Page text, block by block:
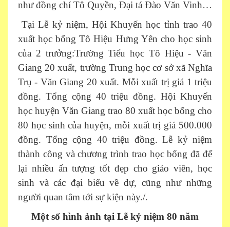
như đồng chí Tô Quyền, Đại tá Đào Văn Vinh…
Tại Lễ kỷ niệm, Hội Khuyến học tỉnh trao 40
xuất học bổng Tô Hiệu Hưng Yên cho học sinh
của 2 trưởng:Trường Tiểu học Tô Hiệu - Văn
Giang 20 xuất, trường Trung học cơ sở xã Nghĩa
Trụ - Văn Giang 20 xuất. Mỗi xuất trị giá 1 triệu
đồng. Tổng cộng 40 triệu đồng. Hội Khuyến
học huyện Văn Giang trao 80 xuất học bổng cho
80 học sinh của huyện, mỗi xuất trị giá 500.000
đồng. Tổng cộng 40 triệu đồng. Lễ kỷ niệm
thành công và chương trình trao học bổng đã để
lại nhiều ấn tượng tốt đẹp cho giáo viên, học
sinh và các đại biểu về dự, cũng như những
người quan tâm tới sự kiện này./.
Một số hình ảnh tại Lễ kỷ niệm 80 năm